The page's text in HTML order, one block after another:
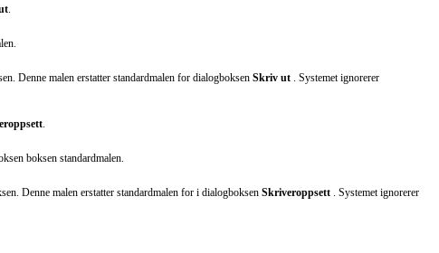
.
Denne malen erstatter standardmalen for dialogboksen Skriv ut . Systemet ignorerer
.
boksen standardmalen.
Denne malen erstatter standardmalen for i dialogboksen Skriveroppsett . Systemet ignorerer